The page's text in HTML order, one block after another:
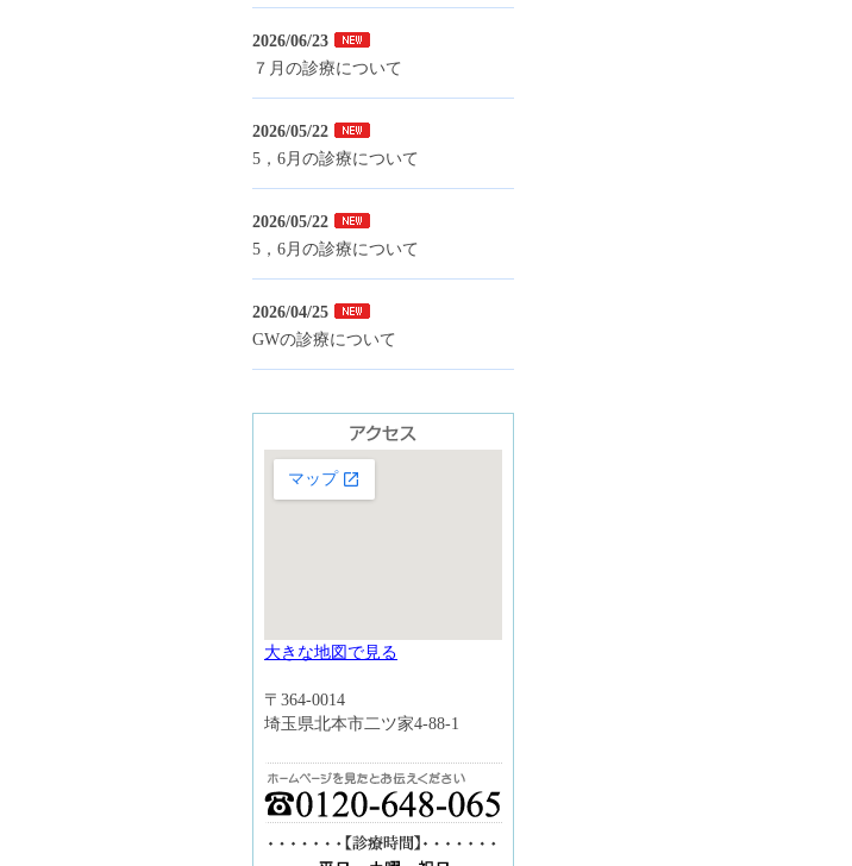
2026/06/23
７月の診療について
2026/05/22
5，6月の診療について
2026/05/22
5，6月の診療について
2026/04/25
GWの診療について
大きな地図で見る
〒364-0014
埼玉県北本市二ツ家4-88-1